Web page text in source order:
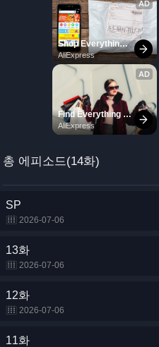
총 에피소드(14화)
SP
2026-07-06
13화
2026-07-06
12화
2026-07-06
11화